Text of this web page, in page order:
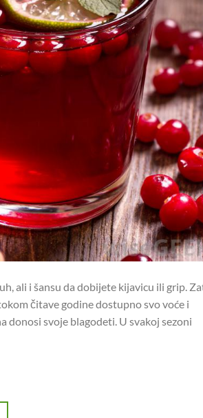
ali i šansu da dobijete kijavicu ili grip.
čitave godine dostupno svo voće i
donosi svoje blagodeti. U svakoj sezoni